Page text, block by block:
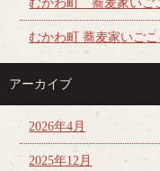
むかわ町 蕎麦家いご
むかわ町 蕎麦家いご
アーカイブ
2026年4月
2025年12月